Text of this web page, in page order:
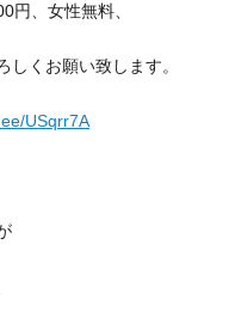
円、女性無料、
しくお願い致します。
USqrr7A